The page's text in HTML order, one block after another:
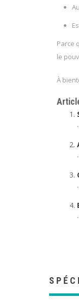
Parce
le
À